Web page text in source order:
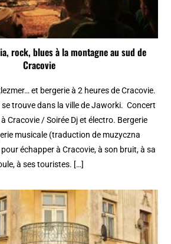
rock, blues à la montagne au sud de
Cracovie
et bergerie à 2 heures de Cracovie.
trouve dans la ville de Jaworki. Concert
Cracovie / Soirée Dj et électro. Bergerie
musicale (traduction de muzyczna
échapper à Cracovie, à son bruit, à sa
à ses touristes. […]